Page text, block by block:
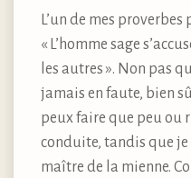
L’un de mes
« L’homme sage
les autres ». Non pas
jamais en faute, bien
peux faire que peu ou
conduite, tandis que je
maître de la mienne.